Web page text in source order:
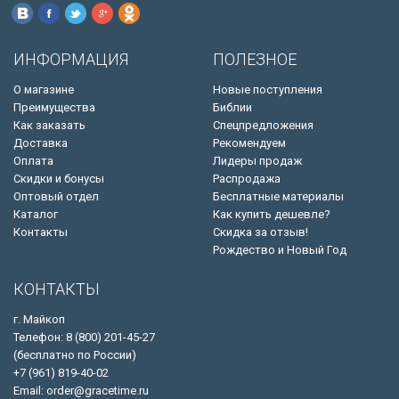
ИНФОРМАЦИЯ
О магазине
Преимущества
Как заказать
Доставка
Оплата
Скидки и бонусы
Оптовый отдел
Каталог
Контакты
ПОЛЕЗНОЕ
Новые поступления
Библии
Спецпредложения
Рекомендуем
Лидеры продаж
Распродажа
Бесплатные материалы
Как купить дешевле?
Скидка за отзыв!
Рождество и Новый Год
КОНТАКТЫ
г. Майкоп
Телефон: 8 (800) 201-45-27
(бесплатно по России)
+7 (961) 819-40-02
Email: order@gracetime.ru